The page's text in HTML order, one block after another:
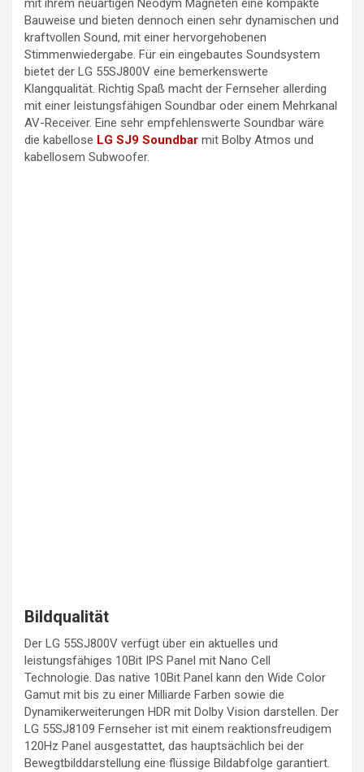
mit ihrem neuartigen Neodym Magneten eine kompakte
Bauweise und bieten dennoch einen sehr dynamischen und
kraftvollen Sound, mit einer hervorgehobenen
Stimmenwiedergabe. Für ein eingebautes Soundsystem
bietet der LG 55SJ800V eine bemerkenswerte
Klangqualität. Richtig Spaß macht der Fernseher allerding
mit einer leistungsfähigen Soundbar oder einem Mehrkanal
AV-Receiver. Eine sehr empfehlenswerte Soundbar wäre
die kabellose LG SJ9 Soundbar mit Bolby Atmos und
kabellosem Subwoofer.
Bildqualität
Der LG 55SJ800V verfügt über ein aktuelles und
leistungsfähiges 10Bit IPS Panel mit Nano Cell
Technologie. Das native 10Bit Panel kann den Wide Color
Gamut mit bis zu einer Milliarde Farben sowie die
Dynamikerweiterungen HDR mit Dolby Vision darstellen. Der
LG 55SJ8109 Fernseher ist mit einem reaktionsfreudigem
120Hz Panel ausgestattet, das hauptsächlich bei der
Bewegtbilddarstellung eine flüssige Bildabfolge garantiert.